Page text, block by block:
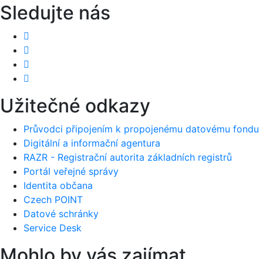
Sledujte nás
Užitečné odkazy
Průvodci připojením k propojenému datovému fondu
Digitální a informační agentura
RAZR - Registrační autorita základních registrů
Portál veřejné správy
Identita občana
Czech POINT
Datové schránky
Service Desk